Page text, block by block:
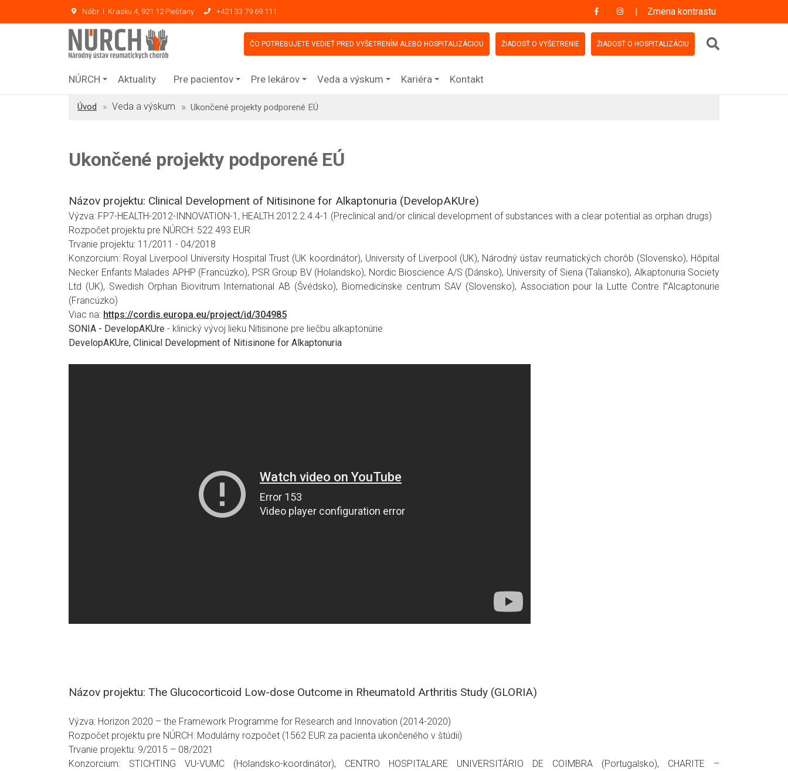
Nábr. I. Krasku 4, 921 12 Piešťany +421 33 79 69 111 Zmena kontrastu
ČO POTREBUJETE VEDIEŤ PRED VYŠETRENÍM ALEBO HOSPITALIZÁCIOU ŽIADOSŤ O VYŠETRENIE ŽIADOSŤ O HOSPITALIZÁCIU
NÚRCH Aktuality Pre pacientov Pre lekárov Veda a výskum Kariéra Kontakt
Úvod Veda a výskum Ukončené projekty podporené EÚ
Ukončené projekty podporené EÚ
Názov projektu: Clinical Development of Nitisinone for Alkaptonuria (DevelopAKUre)
Výzva: FP7-HEALTH-2012-INNOVATION-1, HEALTH.2012.2.4.4-1 (Preclinical and/or clinical development of substances with a clear potential as orphan drugs)
Rozpočet projektu pre NÚRCH: 522 493 EUR
Trvanie projektu: 11/2011 - 04/2018
Konzorcium: Royal Liverpool University Hospital Trust (UK koordinátor), University of Liverpool (UK), Národný ústav reumatických chorôb (Slovensko), Hôpital
Necker Enfants Malades APHP (Francúzko), PSR Group BV (Holandsko), Nordic Bioscience A/S (Dánsko), University of Siena (Taliansko), Alkaptonuria Society
Ltd (UK), Swedish Orphan Biovitrum International AB (Švédsko), Biomedicínske centrum SAV (Slovensko), Association pour la Lutte Contre l‟Alcaptonurie
(Francúzko)
Viac na: https://cordis.europa.eu/project/id/304985
SONIA - DevelopAKUre - klinický vývoj lieku Nitisinone pre liečbu alkaptonúrie
DevelopAKUre, Clinical Development of Nitisinone for Alkaptonuria
Názov projektu: The Glucocorticoid Low-dose Outcome in RheumatoId Arthritis Study (GLORIA)
Výzva: Horizon 2020 – the Framework Programme for Research and Innovation (2014-2020)
Rozpočet projektu pre NÚRCH: Modulárny rozpočet (1562 EUR za pacienta ukončeného v štúdii)
Trvanie projektu: 9/2015 – 08/2021
Konzorcium: STICHTING VU-VUMC (Holandsko-koordinátor), CENTRO HOSPITALARE UNIVERSITÁRIO DE COIMBRA (Portugalsko), CHARITE –